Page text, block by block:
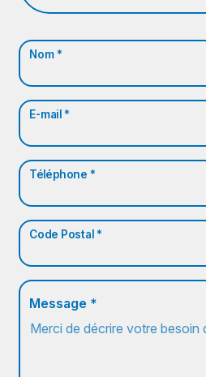
Nom *
E-mail *
Téléphone *
Code Postal *
Message *